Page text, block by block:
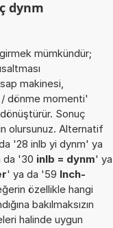
dynm
mümkündür;
makinesi,
dönme momenti'
Sonuç
olursunuz. Alternatif
'28 inlb yi dynm' ya
da '30 inlb = dynm' ya
' ya da '59 Inch-
özellikle hangi
bakılmaksızın
halinde uygun